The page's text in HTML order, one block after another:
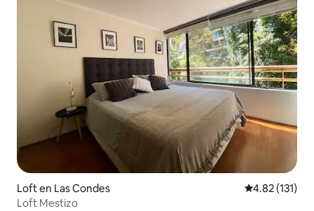
Loft en Las Condes Calificación
4.82 (131)
Loft Mestizo